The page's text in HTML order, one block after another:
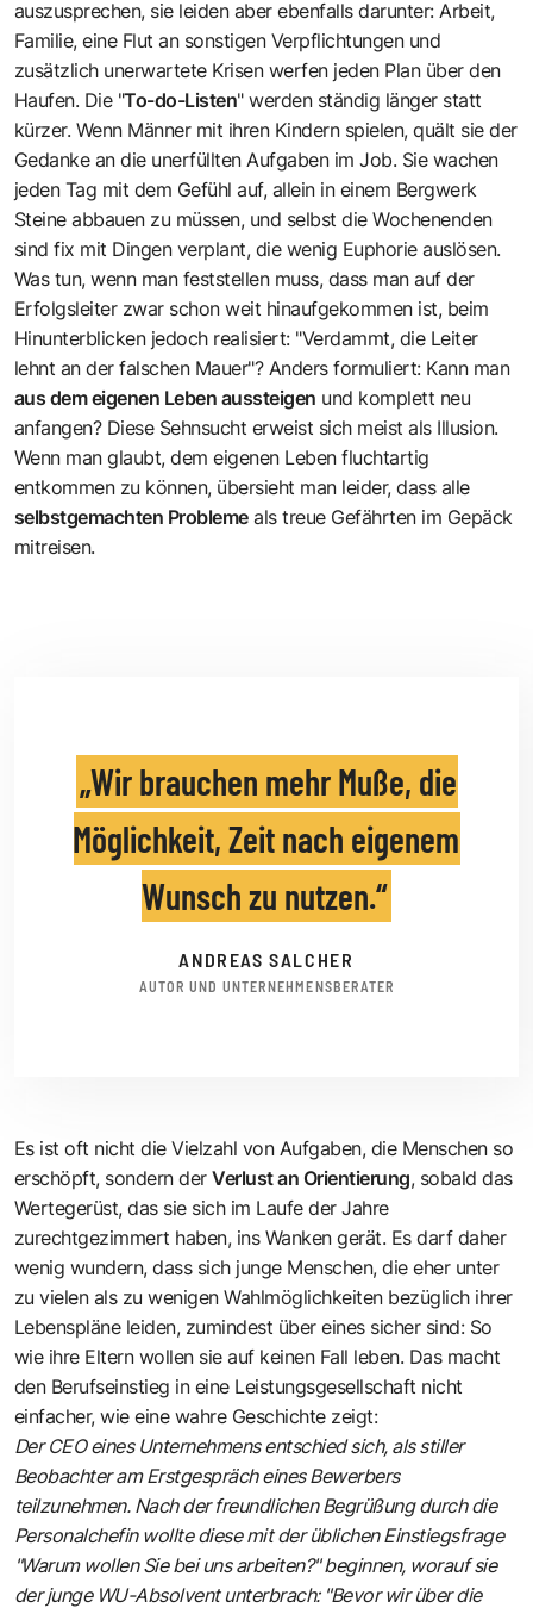
auszusprechen, sie leiden aber ebenfalls darunter: Arbeit,
Familie, eine Flut an sonstigen Verpflichtungen und
zusätzlich unerwartete Krisen werfen jeden Plan über den
Haufen. Die "To-do-Listen" werden ständig länger statt
kürzer. Wenn Männer mit ihren Kindern spielen, quält sie der
Gedanke an die unerfüllten Aufgaben im Job. Sie wachen
jeden Tag mit dem Gefühl auf, allein in einem Bergwerk
Steine abbauen zu müssen, und selbst die Wochenenden
sind fix mit Dingen verplant, die wenig Euphorie auslösen.
Was tun, wenn man feststellen muss, dass man auf der
Erfolgsleiter zwar schon weit hinaufgekommen ist, beim
Hinunterblicken jedoch realisiert: "Verdammt, die Leiter
lehnt an der falschen Mauer"? Anders formuliert: Kann man
aus dem eigenen Leben aussteigen und komplett neu
anfangen? Diese Sehnsucht erweist sich meist als Illusion.
Wenn man glaubt, dem eigenen Leben fluchtartig
entkommen zu können, übersieht man leider, dass alle
selbstgemachten Probleme als treue Gefährten im Gepäck
mitreisen.
Wir brauchen mehr Muße, die
Möglichkeit, Zeit nach eigenem
Wunsch zu nutzen.
ANDREAS SALCHER
AUTOR UND UNTERNEHMENSBERATER
Es ist oft nicht die Vielzahl von Aufgaben, die Menschen so
erschöpft, sondern derVerlust an Orientierung, sobald das
Wertegerüst, das sie sich im Laufe der Jahre
zurechtgezimmert haben, ins Wanken gerät. Es darf daher
wenig wundern, dass sich junge Menschen, die eher unter
zu vielen als zu wenigen Wahlmöglichkeiten bezüglich ihrer
Lebenspläne leiden, zumindest über eines sicher sind: So
wie ihre Eltern wollen sie auf keinen Fall leben. Das macht
den Berufseinstieg in eine Leistungsgesellschaft nicht
einfacher, wie eine wahre Geschichte zeigt:
Der CEO eines Unternehmens entschied sich, als stiller
Beobachter am Erstgespräch eines Bewerbers
teilzunehmen. Nach der freundlichen Begrüßung durch die
Personalchefin wollte diese mit der üblichen Einstiegsfrage
"Warum wollen Sie bei uns arbeiten?" beginnen, worauf sie
der junge WU-Absolvent unterbrach: "Bevor wir über die